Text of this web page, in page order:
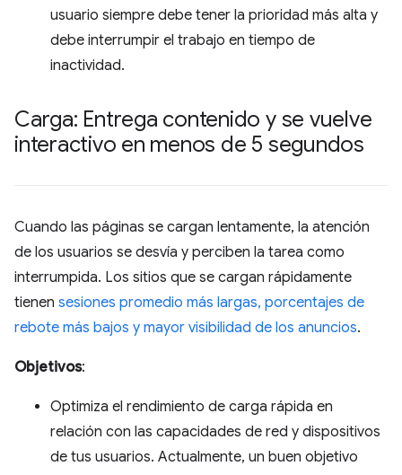
usuario siempre debe tener la prioridad más alta y
debe interrumpir el trabajo en tiempo de
inactividad.
Carga: Entrega contenido y se vuelve
interactivo en menos de 5 segundos
Cuando las páginas se cargan lentamente, la atención
de los usuarios se desvía y perciben la tarea como
interrumpida. Los sitios que se cargan rápidamente
tienen sesiones promedio más largas, porcentajes de
rebote más bajos y mayor visibilidad de los anuncios.
Objetivos:
Optimiza el rendimiento de carga rápida en
relación con las capacidades de red y dispositivos
de tus usuarios. Actualmente, un buen objetivo